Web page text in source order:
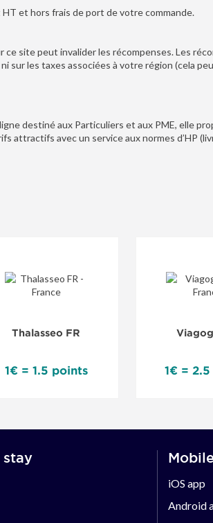
et hors frais de port de votre commande.
ce site peut invalider les récompenses. Les
sur les taxes associées à votre région (cela
destiné aux Particuliers et aux PME, elle
attractifs avec un service aux normes d’HP
Thalasseo FR
1€ = 1.5 points 1€ =
stay
iOS app
Android